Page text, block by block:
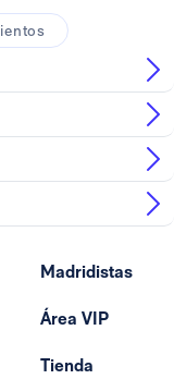
Madridistas
Área VIP
Tienda